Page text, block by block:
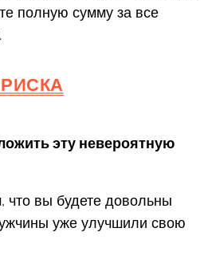
полную сумму за все
эту невероятную
что вы будете довольны
уже улучшили свою